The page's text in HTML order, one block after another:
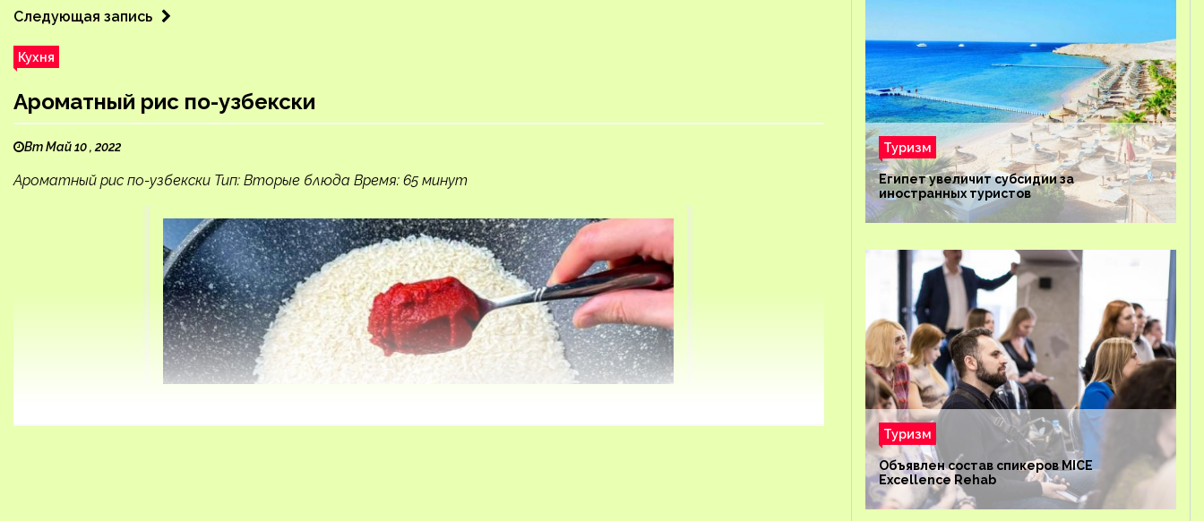
Следующая запись
Кухня
Ароматный рис по-узбекски
Вт Май 10 , 2022
Ароматный рис по-узбекски Тип: Вторые блюда Время: 65 минут
Туризм
Египет увеличит субсидии за
иностранных туристов
Туризм
Объявлен состав спикеров MICE
Excellence Rehab